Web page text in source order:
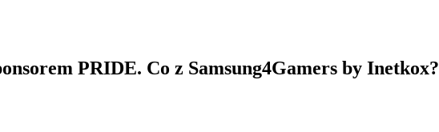
PRIDE. Co z Samsung4Gamers by Inetkox?